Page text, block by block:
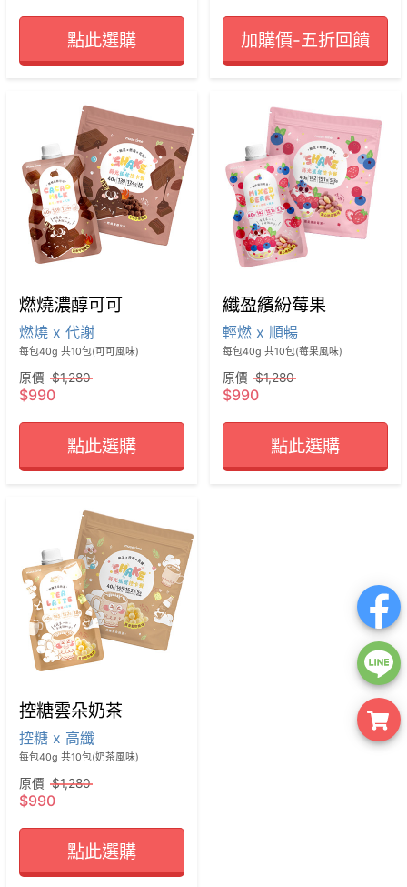
點此選購 加購價-五折回饋
燃燒濃醇可可
燃燒 x 代謝
每包40g 共10包(可可風味)
原價 $1,280
$990
點此選購
纖盈繽紛莓果
輕燃 x 順暢
每包40g 共10包(莓果風味)
原價 $1,280
$990
點此選購
控糖雲朵奶茶
控糖 x 高纖
每包40g 共10包(奶茶風味)
原價 $1,280
$990
點此選購